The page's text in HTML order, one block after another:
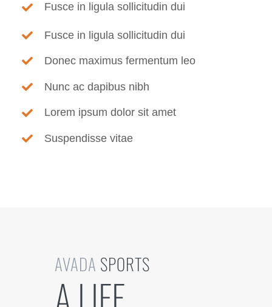
Fusce in ligula sollicitudin dui
Fusce in ligula sollicitudin dui
Donec maximus fermentum leo
Nunc ac dapibus nibh
Lorem ipsum dolor sit amet
Suspendisse vitae
AVADA SPORTS